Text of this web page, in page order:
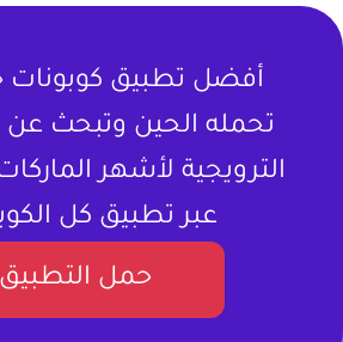
أفضل تطبيق
تحمله الحين وتبحث عن
الترويجية لأشهر
عبر تطبيق كل
حمل التطبيق